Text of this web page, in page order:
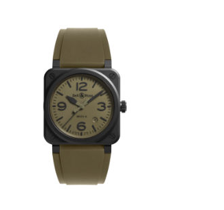
いたベル＆ロスのスク
て人気を集めていま